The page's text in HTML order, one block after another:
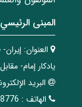
المبنی الرئيسي
العنوان:
يادكار إمام-
البريد
الهاتف :